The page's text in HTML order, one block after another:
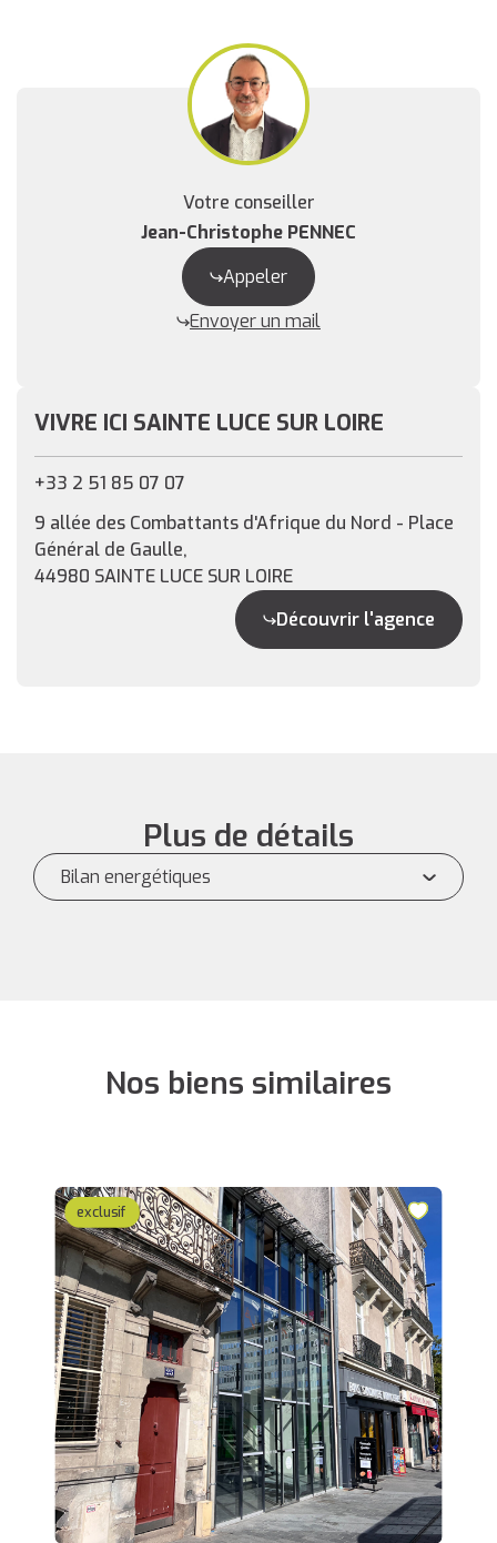
Votre conseiller
Jean-Christophe PENNEC
Appeler
Envoyer un mail
VIVRE ICI SAINTE LUCE SUR LOIRE
+33 2 51 85 07 07
9 allée des Combattants d'Afrique du Nord - Place
Général de Gaulle,
44980 SAINTE LUCE SUR LOIRE
Découvrir l'agence
Plus de détails
Bilan energétiques
Nos biens similaires
exclusif